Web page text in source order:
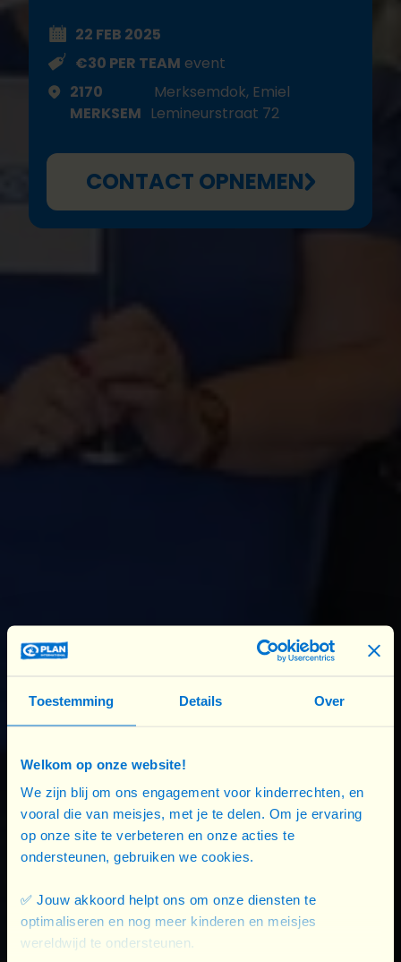
Toestemming Details Over
Welkom op onze website!
We zijn blij om ons engagement voor kinderrechten, en
vooral die van meisjes, met je te delen. Om je ervaring
op onze site te verbeteren en onze acties te
ondersteunen, gebruiken we cookies.
✅ Jouw akkoord helpt ons om onze diensten te
optimaliseren en nog meer kinderen en meisjes
wereldwijd te ondersteunen.
22 FEB 2025
€30 PER TEAM event
2170
MERKSEM
Merksemdok, Emiel
Lemineurstraat 72
CONTACT OPNEMEN
Op
vind de jaarlijkse quiz in Merskem
sfeer. Stel je groepje samen met vrienden, familie,
International België. We quizzen voor veiligheid,
gelijke kansen en gelijke rechten voor kinderen
waarbij vooral meisjes nog vaak het recht op
Praktisch
Wanneer : Zaterdag 22 februari 2025. De quiz start
stipt om 19u30
Waar: Merksemdok, Emiel Lemineurstraat 72, 2170
Merksem. Parkeren kan in de Eugeen Meeusstraat
Inschrijven: €30 per team (max. 5 personen), te
storten vóór15.02.25op rekeningnummer
9734 6782 6081met vermelding van ploegnaam